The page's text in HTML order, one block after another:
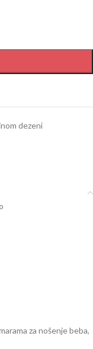
dezeni
za nošenje beba,